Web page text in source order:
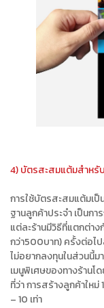
4) บัตรสะสมแต้มสำหรั
การใช้บัตรสะสมแต้มเ
ฐานลูกค้าประจำ เป็นกา
แต่ละร้านมีวิธีที่แตกต่าง
กว่า500บาท) ครั้งต่อไ
ไม่อยากลงทุนในส่วนนี้ม
เมนูพิเศษของทางร้านโ
ที่ว่า การสร้างลูกค้าใหม่
– 10 เท่า